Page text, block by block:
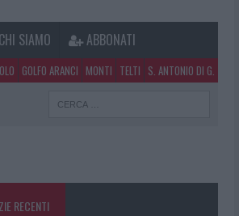
CHI SIAMO ABBONATI
GOLFO ARANCI MONTI TELTI S. ANTONIO DI G.
RECENTI